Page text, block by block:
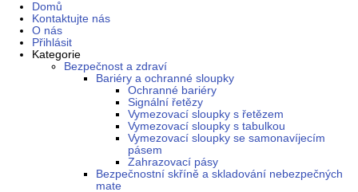
Domů
Kontaktujte nás
O nás
Přihlásit
Kategorie
Bezpečnost a zdraví
Bariéry a ochranné sloupky
Ochranné bariéry
Signální řetězy
Vymezovací sloupky s řetězem
Vymezovací sloupky s tabulkou
Vymezovací sloupky se samonavíjecím
pásem
Zahrazovací pásy
Bezpečnostní skříně a skladování nebezpečných
mate